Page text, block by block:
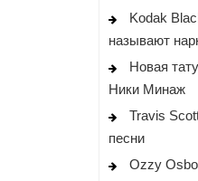
Kodak
называют
Новая
Ники Минаж
Travis
песни
Ozzy